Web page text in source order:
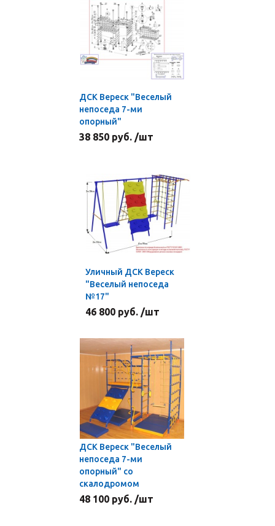
ДСК Вереск "Веселый
непоседа 7-ми
опорный"
38 850 руб. /шт
Уличный ДСК Вереск
"Веселый непоседа
№17"
46 800 руб. /шт
ДСК Вереск "Веселый
непоседа 7-ми
опорный" со
скалодромом
48 100 руб. /шт